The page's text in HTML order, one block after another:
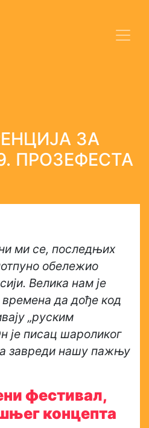
ЗА
ПРОЗЕФЕСТА
ми се, последњих
обележио
Велика нам је
да дође код
„руским
је писац шароликог
завреди нашу пажњу
фестивал,
концепта